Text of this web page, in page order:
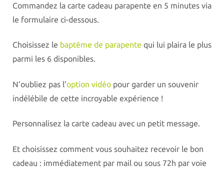
Commandez la carte cadeau parapente en 5 minutes via
le formulaire ci-dessous.
Choisissez le baptême de parapente qui lui plaira le plus
parmi les 6 disponibles.
N’oubliez pas l’option vidéo pour garder un souvenir
indélébile de cette incroyable expérience !
Personnalisez la carte cadeau avec un petit message.
Et choisissez comment vous souhaitez recevoir le bon
cadeau : immédiatement par mail ou sous 72h par voie